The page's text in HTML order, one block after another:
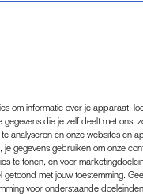
om informatie over je apparaat,
die je zelf deelt met ons,
analyseren en onze websites en
gegevens gebruiken om onze
te tonen, en voor
met jouw toestemming.
voor onderstaande